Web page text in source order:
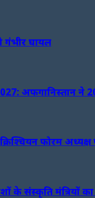
घायल
अफगानिस्तान ने
फोरम अध्यक्ष
के संस्कृति मंत्रियों